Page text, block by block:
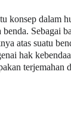
konsep dalam
Sebagai
atas suatu
hak
terjemahan